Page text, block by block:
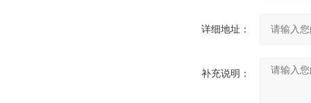
详细地址：
补充说明：